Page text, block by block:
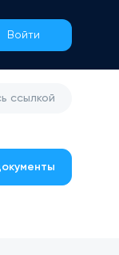
Войти
ссылкой